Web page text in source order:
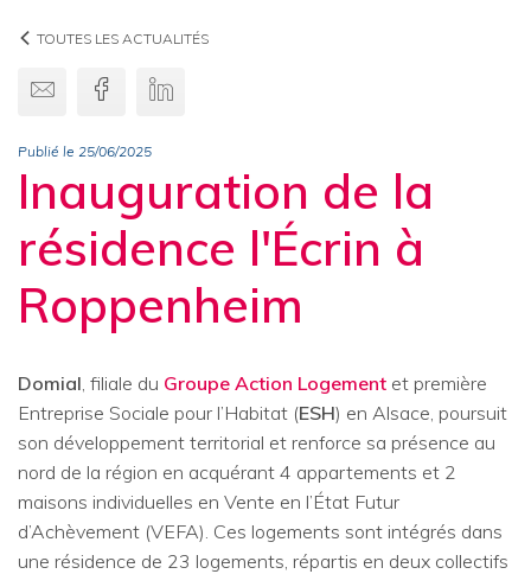
TOUTES LES ACTUALITÉS
Envoyer par email
FacebookLinkedin
Publié le 25/06/2025
Inauguration de la
résidence l'Écrin à
Roppenheim
Domial, filiale du Groupe Action Logement et première
Entreprise Sociale pour l’Habitat (ESH) en Alsace, poursuit
son développement territorial et renforce sa présence au
nord de la région en acquérant 4 appartements et 2
maisons individuelles en Vente en l’État Futur
d’Achèvement (VEFA). Ces logements sont intégrés dans
une résidence de 23 logements, répartis en deux collectifs